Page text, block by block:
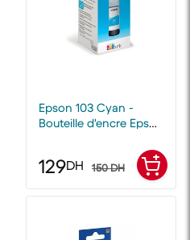
Epson 103 Cyan -
Bouteille d'encre Epson
129DH 150 DH